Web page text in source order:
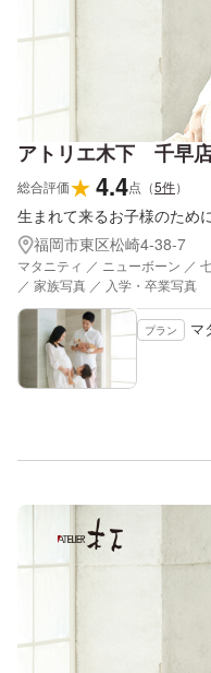
アトリエ木下 千早
総合評価★4.4点 （5件）
生まれて来るお子様のため
福岡市東区松崎4-38-7
マタニティ ／ ニューボーン ／
／ 家族写真 ／ 入学・卒業写真
プラン マ